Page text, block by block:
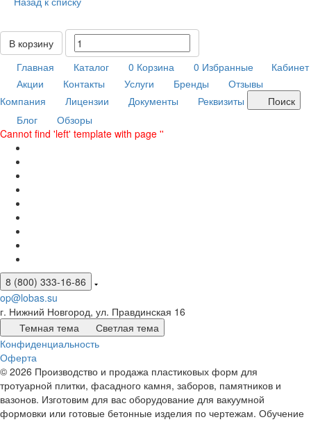
В корзину
Главная
Каталог 0 Корзина 0 Избранные
Кабинет
Акции
Контакты Услуги Бренды
Отзывы
Компания
Лицензии Документы Реквизиты
Поиск
Блог
Обзоры
Cannot find 'left' template with page ''
8 (800) 333-16-86
op@lobas.su
г. Нижний Новгород, ул. Правдинская 16
Темная тема
Светлая тема
Конфиденциальность
Оферта
© 2026 Производство и продажа пластиковых форм для
тротуарной плитки, фасадного камня, заборов, памятников и
вазонов. Изготовим для вас оборудование для вакуумной
формовки или готовые бетонные изделия по чертежам. Обучение